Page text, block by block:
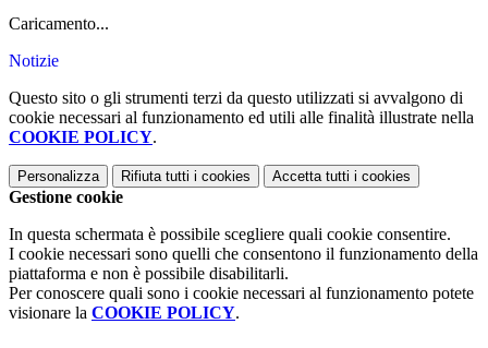
Caricamento...
Notizie
Questo sito o gli strumenti terzi da questo utilizzati si avvalgono di
cookie necessari al funzionamento ed utili alle finalità illustrate nella
COOKIE POLICY.
Personalizza Rifiuta tutti i cookies Accetta tutti i cookies
Gestione cookie
In questa schermata è possibile scegliere quali cookie consentire.
I cookie necessari sono quelli che consentono il funzionamento della
piattaforma e non è possibile disabilitarli.
Per conoscere quali sono i cookie necessari al funzionamento potete
visionare la COOKIE POLICY.